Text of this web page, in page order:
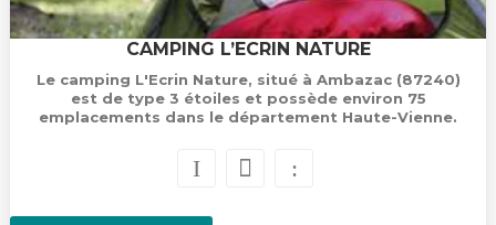
CAMPING L’ECRIN NATURE
Le camping L'Ecrin Nature, situé à Ambazac (87240)
est de type 3 étoiles et possède environ 75
emplacements dans le département Haute-Vienne.